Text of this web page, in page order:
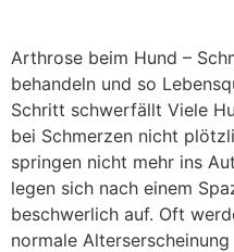
Arthrose beim Hund –
behandeln und so
Schritt schwerfällt Viele
bei Schmerzen nicht
springen nicht mehr ins
legen sich nach einem
beschwerlich auf. Oft
normale